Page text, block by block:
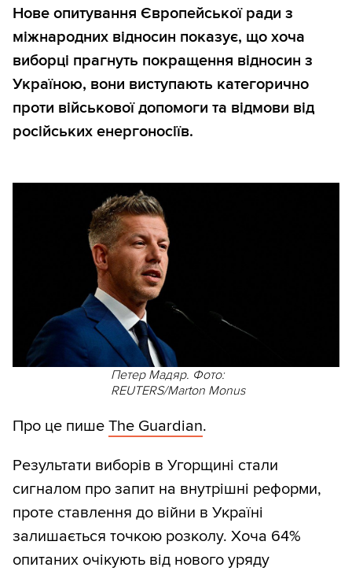
Нове опитування Європейської ради з
міжнародних відносин показує, що хоча
виборці прагнуть покращення відносин з
Україною, вони виступають категорично
проти військової допомоги та відмови від
російських енергоносіїв.
Петер Мадяр. Фото:
REUTERS/Marton Monus
Про це пише The Guardian.
Результати виборів в Угорщині стали
сигналом про запит на внутрішні реформи,
проте ставлення до війни в Україні
залишається точкою розколу. Хоча 64%
опитаних очікують від нового уряду